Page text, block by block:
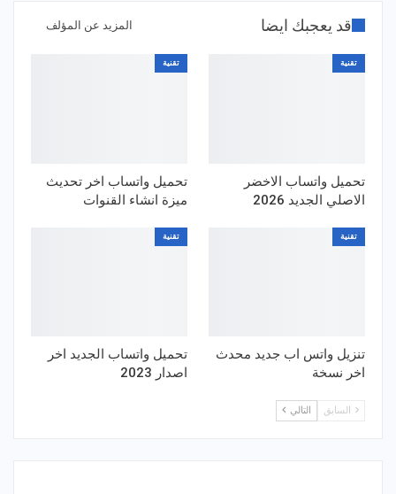
قد يعجبك ايضا المزيد عن المؤلف
تقنية
تحميل واتساب الاخضر
الاصلي الجديد 2026
تقنية
تحميل واتساب اخر تحديث
ميزة انشاء القنوات
تقنية
تنزيل واتس اب جديد محدث
اخر نسخة
تقنية
تحميل واتساب الجديد اخر
اصدار 2023
السابق التالي